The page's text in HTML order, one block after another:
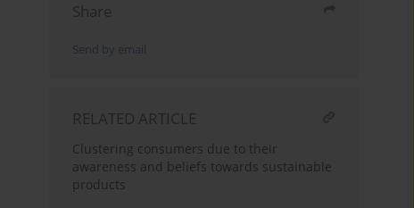
Share
Send by email
RELATED ARTICLE
Clustering consumers due to their
awareness and beliefs towards sustainable
products